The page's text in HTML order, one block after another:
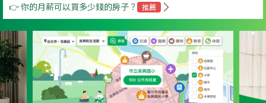
👉 你的月薪可以買多少錢的房子？ 推薦